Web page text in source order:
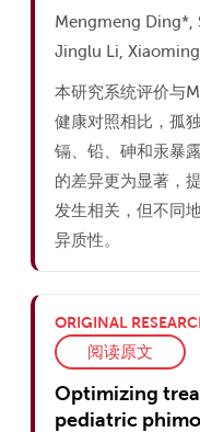
Mengmeng Ding*,
Jinglu Li,
本研究系统评价与
健康对照相比，孤
镉、铅、砷和汞暴
的差异更为显著，
发生相关，但不同
异质性。
ORIGINAL
阅读原文
Optimizing
pediatric